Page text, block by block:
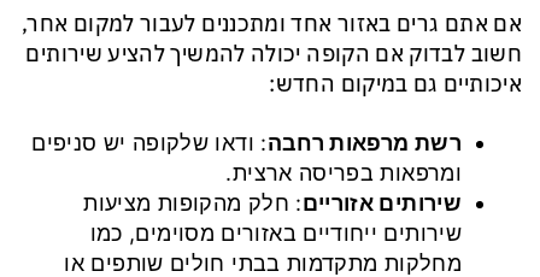
אם אתם גרים באזור אחד ומתכננים לעבור למקום אחר,
חשוב לבדוק אם הקופה יכולה להמשיך להציע שירותים
איכותיים גם במיקום החדש:
רשת מרפאות רחבה: ודאו שלקופה יש סניפים
ומרפאות בפריסה ארצית.
שירותים אזוריים: חלק מהקופות מציעות
שירותים ייחודיים באזורים מסוימים, כמו
מחלקות מתקדמות בבתי חולים שותפים או